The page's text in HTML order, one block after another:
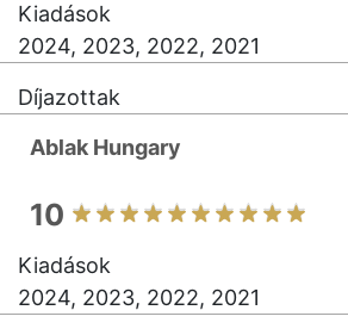
Kiadások
2024, 2023, 2022, 2021
Díjazottak
Ablak Hungary
10
Kiadások
2024, 2023, 2022, 2021